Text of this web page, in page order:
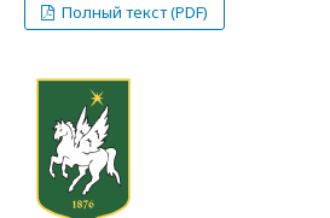
Полный текст (PDF)